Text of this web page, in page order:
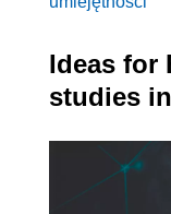
Ideas for
studies